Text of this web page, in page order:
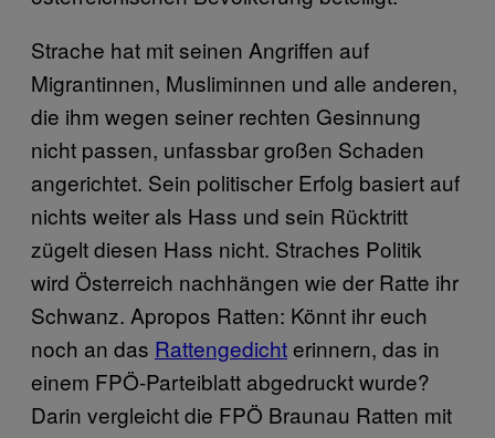
Strache hat mit seinen Angriffen auf
Migrantinnen, Musliminnen und alle anderen,
die ihm wegen seiner rechten Gesinnung
nicht passen, unfassbar großen Schaden
angerichtet. Sein politischer Erfolg basiert auf
nichts weiter als Hass und sein Rücktritt
zügelt diesen Hass nicht. Straches Politik
wird Österreich nachhängen wie der Ratte ihr
Schwanz. Apropos Ratten: Könnt ihr euch
noch an das Rattengedichterinnern, das in
einem FPÖ-Parteiblatt abgedruckt wurde?
Darin vergleicht die FPÖ Braunau Ratten mit